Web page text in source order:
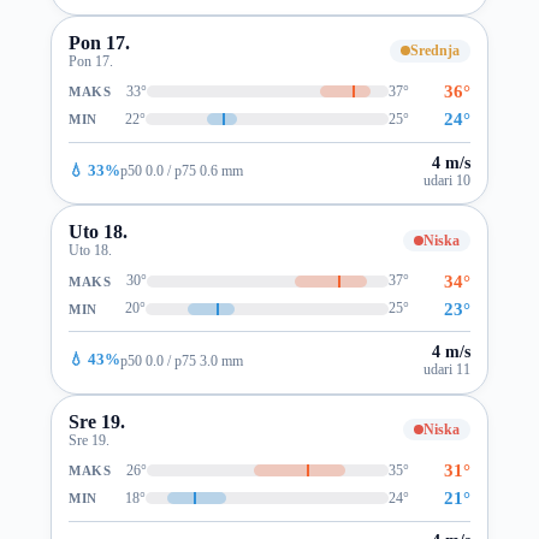
Pon 17.
Pon 17.
Srednja
MAKS 33° 37° 36°
MIN 22° 25° 24°
💧 33%p50 0.0 / p75 0.6 mm 4 m/s
udari 10
Uto 18.
Uto 18.
Niska
MAKS 30° 37° 34°
MIN 20° 25° 23°
💧 43%p50 0.0 / p75 3.0 mm 4 m/s
udari 11
Sre 19.
Sre 19.
Niska
MAKS 26° 35° 31°
MIN 18° 24° 21°